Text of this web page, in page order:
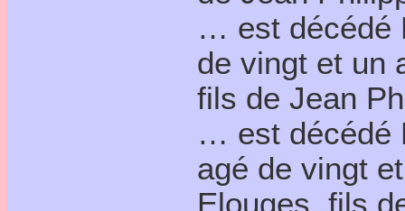
… est décédé
de vingt et un
fils de Jean
… est décédé
agé de vingt
Elouges, fils